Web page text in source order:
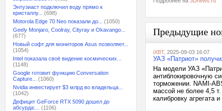
Энтузиаст подключил воду прямо к
кристаллу...
(698)
Motorola Edge 70 Neo показали до...
(1050)
Geely Monjaro, Coolray, Cityray и Okavango...
(677)
Новый софт для мониторов Asus позволяет...
(1054)
Intel показала своё видение космических...
(1148)
Google готовит функцию Conversation
Capture...
(1060)
Nvidia инвестирует $3 млрд во владельца...
(1042)
Дефицит GeForce RTX 5090 дошел до
абсурда:...
(1106)
Предыдущие
iXBT, 2025-09-03 16:07
УАЗ «Патриот»
На модели УАЗ
антиблокировочную
торможении. NAMI-
массой не более 4,5
калибровку агрегата